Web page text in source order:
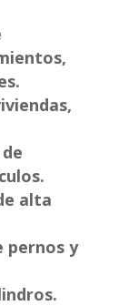
alta
pernos y